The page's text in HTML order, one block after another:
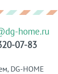
home.ru
07-83
DG-HOME